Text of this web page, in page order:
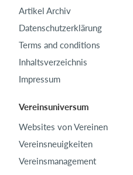
Artikel Archiv
Datenschutzerklärung
Terms and conditions
Inhaltsverzeichnis
Impressum
Vereinsuniversum
Websites von Vereinen
Vereinsneuigkeiten
Vereinsmanagement